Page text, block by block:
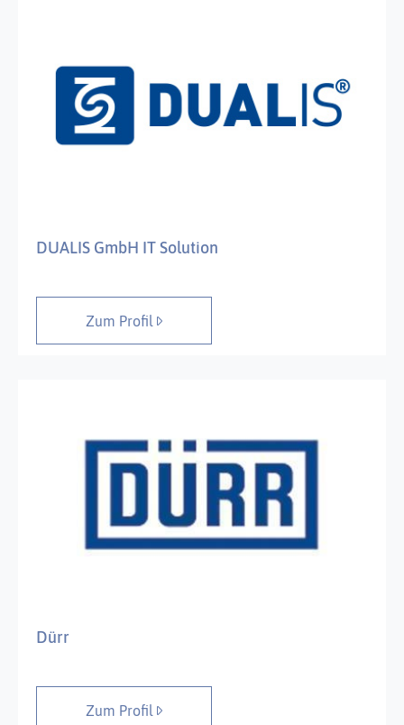
DUALIS GmbH IT Solution
Zum Profil
Dürr
Zum Profil